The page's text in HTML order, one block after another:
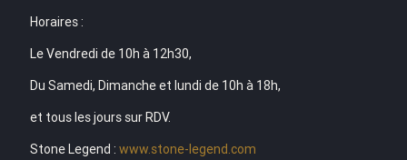
Horaires :
Le Vendredi de 10h à 12h30,
Du Samedi, Dimanche et lundi de 10h à 18h,
et tous les jours sur RDV.
Stone Legend : www.stone-legend.com